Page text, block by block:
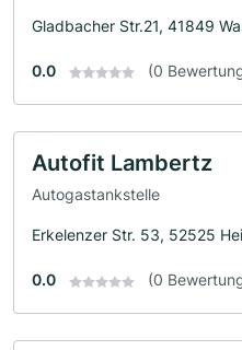
Gladbacher Str.21, 41849
0.0 (0
Autofit Lambertz
Autogastankstelle
Erkelenzer Str. 53, 52525
0.0 (0